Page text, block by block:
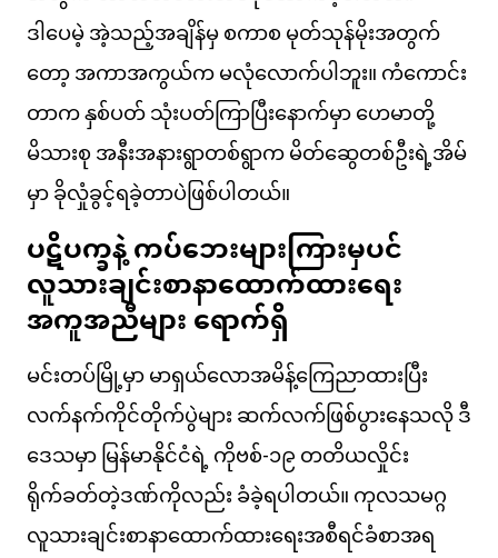
ဒါပေမဲ့ အဲ့သည့်အချိန်မှ စကာစ မုတ်သုန်မိုးအတွက်
တော့ အကာအကွယ်က မလုံလောက်ပါဘူး။ ကံကောင်း
တာက နှစ်ပတ် သုံးပတ်ကြာပြီးနောက်မှာ ဟေမာတို့
မိသားစု အနီးအနားရွာတစ်ရွာက မိတ်ဆွေတစ်ဦးရဲ့အိမ်
မှာ ခိုလှုံခွင့်ရခဲ့တာပဲဖြစ်ပါတယ်။
ပဋိပက္ခနဲ့ ကပ်ဘေးများကြားမှပင်
လူသားချင်းစာနာထောက်ထားရေး
အကူအညီများ ရောက်ရှိ
မင်းတပ်မြို့မှာ မာရှယ်လောအမိန့်ကြေညာထားပြီး
လက်နက်ကိုင်တိုက်ပွဲများ ဆက်လက်ဖြစ်ပွားနေသလို ဒီ
ဒေသမှာ မြန်မာနိုင်ငံရဲ့ ကိုဗစ်-၁၉ တတိယလှိုင်း
ရိုက်ခတ်တဲ့ဒဏ်ကိုလည်း ခံခဲ့ရပါတယ်။ ကုလသမဂ္ဂ
လူသားချင်းစာနာထောက်ထားရေးအစီရင်ခံစာအရ